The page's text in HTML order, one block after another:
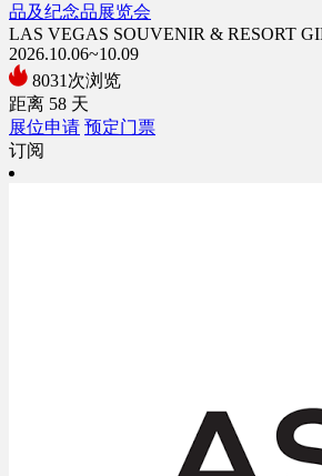
品及纪念品展览会
LAS VEGAS SOUVENIR & RESORT
2026.10.06~10.09
8031次浏览
距离 58 天
展位申请 预定门票
订阅